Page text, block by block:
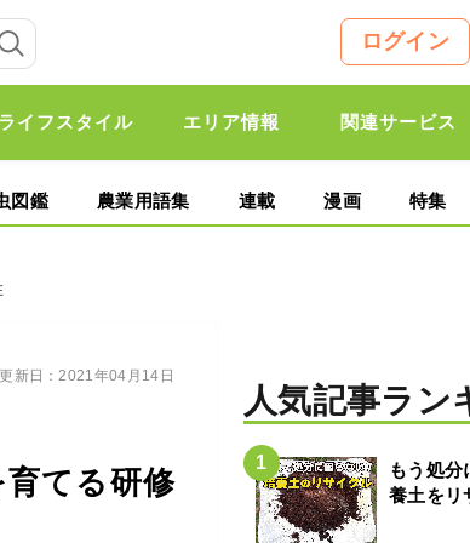
ログイン
ライフスタイル エリア情報 関連サービス
図鑑 農業用語集 連載 漫画 特集
てる研修
新日：2021年04月14日
人気記事ラン
もう処
養土をリ